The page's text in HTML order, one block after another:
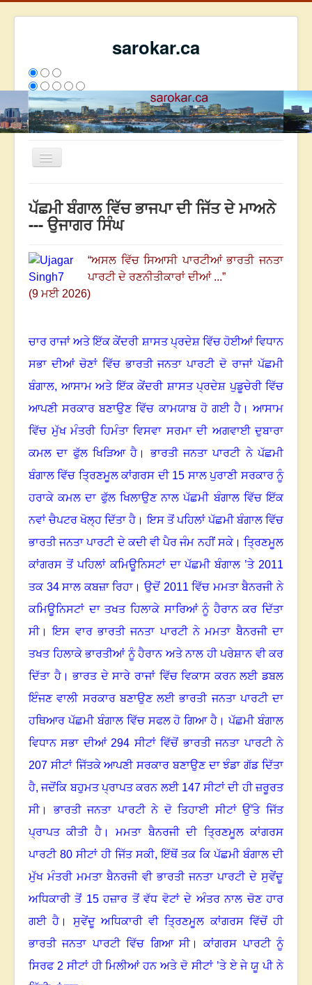
sarokar.ca
Toggle
ਰਚਨਾਵਾਂ
ਸੰਪਰਕ
We have 303 guests and no members online
2797670
ਪੱਛਮੀ ਬੰਗਾਲ ਵਿੱਚ ਭਾਜਪਾ ਦੀ ਜਿੱਤ ਦੇ ਮਾਅਨੇ
--- ਉਜਾਗਰ ਸਿੰਘ
“ਅਸਲ ਵਿੱਚ ਸਿਆਸੀ ਪਾਰਟੀਆਂ ਭਾਰਤੀ ਜਨਤਾ
ਪਾਰਟੀ ਦੇ ਰਣਨੀਤੀਕਾਰਾਂ ਦੀਆਂ ...”
(9 ਮਈ 2026)
ਚਾਰ ਰਾਜਾਂ ਅਤੇ ਇੱਕ ਕੇਂਦਰੀ ਸ਼ਾਸਤ ਪ੍ਰਦੇਸ਼ ਵਿੱਚ ਹੋਈਆਂ ਵਿਧਾਨ
ਸਭਾ ਦੀਆਂ ਚੋਣਾਂ ਵਿੱਚ ਭਾਰਤੀ ਜਨਤਾ ਪਾਰਟੀ ਦੋ ਰਾਜਾਂ ਪੱਛਮੀ
ਬੰਗਾਲ, ਆਸਾਮ ਅਤੇ ਇੱਕ ਕੇਂਦਰੀ ਸ਼ਾਸਤ ਪ੍ਰਦੇਸ਼ ਪੁਡੂਚੇਰੀ ਵਿੱਚ
ਆਪਣੀ ਸਰਕਾਰ ਬਣਾਉਣ ਵਿੱਚ ਕਾਮਯਾਬ ਹੋ ਗਈ ਹੈ। ਆਸਾਮ
ਵਿੱਚ ਮੁੱਖ ਮੰਤਰੀ ਹਿਮੰਤਾ ਵਿਸਵਾ ਸਰਮਾ ਦੀ ਅਗਵਾਈ ਦੁਬਾਰਾ
ਕਮਲ ਦਾ ਫੁੱਲ ਖਿੜਿਆ ਹੈ ।ਭਾਰਤੀ ਜਨਤਾ ਪਾਰਟੀ ਨੇ ਪੱਛਮੀ
ਬੰਗਾਲ ਵਿੱਚ ਤ੍ਰਿਣਮੂਲ ਕਾਂਗਰਸ ਦੀ 15 ਸਾਲ ਪੁਰਾਣੀ ਸਰਕਾਰ ਨੂੰ
ਹਰਾਕੇ ਕਮਲ ਦਾ ਫੁੱਲ ਖਿਲਾਉਣ ਨਾਲ ਪੱਛਮੀ ਬੰਗਾਲ ਵਿੱਚ ਇੱਕ
ਨਵਾਂ ਚੈਪਟਰ ਖੋਲ੍ਹ ਦਿੱਤਾ ਹੈ ।ਇਸ ਤੋਂ ਪਹਿਲਾਂ ਪੱਛਮੀ ਬੰਗਾਲ ਵਿੱਚ
ਭਾਰਤੀ ਜਨਤਾ ਪਾਰਟੀ ਦੇ ਕਦੀ ਵੀ ਪੈਰ ਜੰਮ ਨਹੀਂ ਸਕੇ।ਤ੍ਰਿਣਮੂਲ
ਕਾਂਗਰਸ ਤੋਂ ਪਹਿਲਾਂ ਕਮਿਊਨਿਸਟਾਂ ਦਾ ਪੱਛਮੀ ਬੰਗਾਲ ’ਤੇ 2011
ਤਕ 34 ਸਾਲ ਕਬਜ਼ਾ ਰਿਹਾ ।ਉਦੋਂ 2011 ਵਿੱਚ ਮਮਤਾ ਬੈਨਰਜੀ ਨੇ
ਕਮਿਊਨਿਸਟਾਂ ਦਾ ਤਖਤ ਹਿਲਾਕੇ ਸਾਰਿਆਂ ਨੂੰ ਹੈਰਾਨ ਕਰ ਦਿੱਤਾ
ਸੀ।ਇਸ ਵਾਰ ਭਾਰਤੀ ਜਨਤਾ ਪਾਰਟੀ ਨੇ ਮਮਤਾ ਬੈਨਰਜੀ ਦਾ
ਤਖਤ ਹਿਲਾਕੇ ਭਾਰਤੀਆਂ ਨੂੰ ਹੈਰਾਨ ਅਤੇ ਨਾਲ ਹੀ ਪਰੇਸ਼ਾਨ ਵੀ ਕਰ
ਦਿੱਤਾ ਹੈ।ਭਾਰਤ ਦੇ ਸਾਰੇ ਰਾਜਾਂ ਵਿੱਚ ਵਿਕਾਸ ਕਰਨ ਲਈ ਡਬਲ
ਇੰਜਣ ਵਾਲੀ ਸਰਕਾਰ ਬਣਾਉਣ ਲਈ ਭਾਰਤੀ ਜਨਤਾ ਪਾਰਟੀ ਦਾ
ਹਥਿਆਰ ਪੱਛਮੀ ਬੰਗਾਲ ਵਿੱਚ ਸਫਲ ਹੋ ਗਿਆ ਹੈ । ਪੱਛਮੀ ਬੰਗਾਲ
ਵਿਧਾਨ ਸਭਾ ਦੀਆਂ 294 ਸੀਟਾਂ ਵਿੱਚੋਂ ਭਾਰਤੀ ਜਨਤਾ ਪਾਰਟੀ ਨੇ
207 ਸੀਟਾਂ ਜਿੱਤਕੇ ਆਪਣੀ ਸਰਕਾਰ ਬਣਾਉਣ ਦਾ ਝੰਡਾ ਗੱਡ ਦਿੱਤਾ
ਹੈ, ਜਦੋਂਕਿ ਬਹੁਮਤ ਪ੍ਰਾਪਤ ਕਰਨ ਲਈ 147 ਸੀਟਾਂ ਦੀ ਹੀ ਜ਼ਰੂਰਤ
ਸੀ।ਭਾਰਤੀ ਜਨਤਾ ਪਾਰਟੀ ਨੇ ਦੋ ਤਿਹਾਈ ਸੀਟਾਂ ਉੱਤੇ ਜਿੱਤ
ਪ੍ਰਾਪਤ ਕੀਤੀ ਹੈ।ਮਮਤਾ ਬੈਨਰਜੀ ਦੀ ਤ੍ਰਿਣਮੂਲ ਕਾਂਗਰਸ
ਪਾਰਟੀ 80 ਸੀਟਾਂ ਹੀ ਜਿੱਤ ਸਕੀ, ਇੱਥੋਂ ਤਕ ਕਿ ਪੱਛਮੀ ਬੰਗਾਲ ਦੀ
ਮੁੱਖ ਮੰਤਰੀ ਮਮਤਾ ਬੈਨਰਜੀ ਵੀ ਭਾਰਤੀ ਜਨਤਾ ਪਾਰਟੀ ਦੇ ਸੁਵੇਂਦੂ
ਅਧਿਕਾਰੀ ਤੋਂ 15 ਹਜ਼ਾਰ ਤੋਂ ਵੱਧ ਵੋਟਾਂ ਦੇ ਅੰਤਰ ਨਾਲ ਚੋਣ ਹਾਰ
ਗਈ ਹੈ । ਸੁਵੇਂਦੂ ਅਧਿਕਾਰੀ ਵੀ ਤ੍ਰਿਣਮੂਲ ਕਾਂਗਰਸ ਵਿੱਚੋਂ ਹੀ
ਭਾਰਤੀ ਜਨਤਾ ਪਾਰਟੀ ਵਿੱਚ ਗਿਆ ਸੀ।ਕਾਂਗਰਸ ਪਾਰਟੀ ਨੂੰ
ਸਿਰਫ 2 ਸੀਟਾਂ ਹੀ ਮਿਲੀਆਂ ਹਨ ਅਤੇ ਦੋ ਸੀਟਾਂ ’ਤੇ ਏ ਜੇ ਯੂ ਪੀ ਨੇ